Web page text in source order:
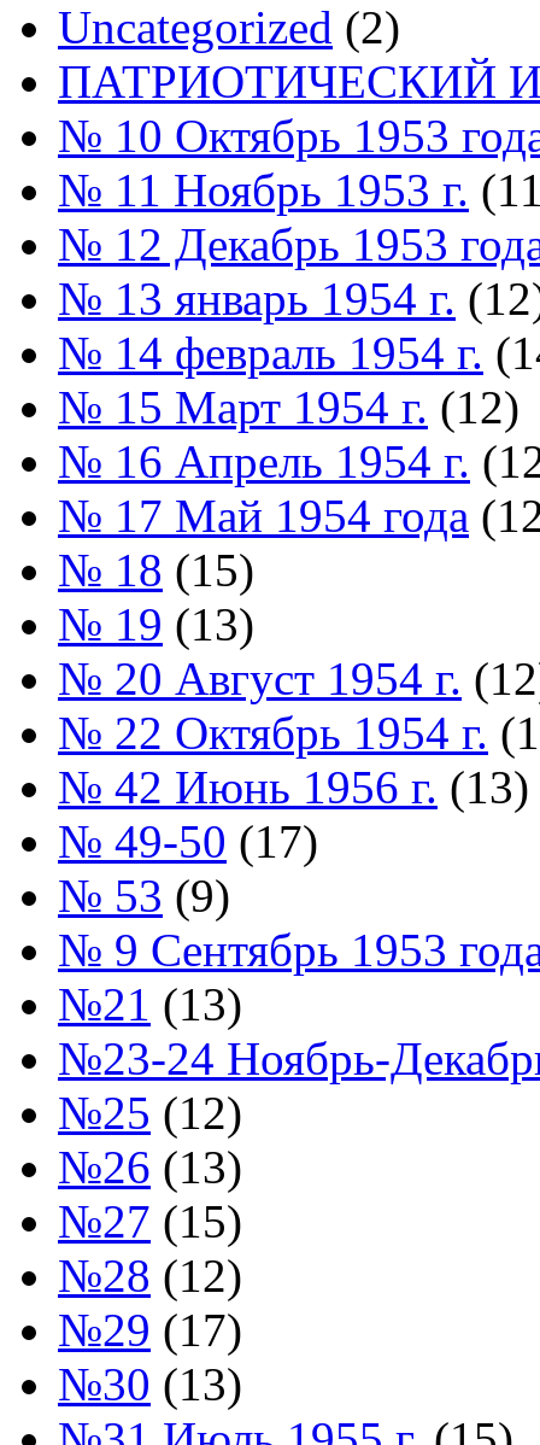
Uncategorized (2)
ПАТРИОТИЧЕСКИЙ
№ 10 Октябрь 1953
№ 11 Ноябрь 1953 г.
№ 12 Декабрь 1953
№ 13 январь 1954 г.
№ 14 февраль 1954 г.
№ 15 Март 1954 г. (12)
№ 16 Апрель 1954 г.
№ 17 Май 1954 года
№ 18 (15)
№ 19 (13)
№ 20 Август 1954 г.
№ 22 Октябрь 1954 г.
№ 42 Июнь 1956 г. (13)
№ 49-50 (17)
№ 53 (9)
№ 9 Сентябрь 1953
№21 (13)
№23-24 Ноябрь-
№25 (12)
№26 (13)
№27 (15)
№28 (12)
№29 (17)
№30 (13)